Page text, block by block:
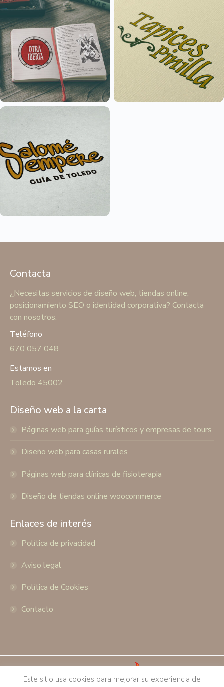
Contacta
¿Necesitas servicios de diseño web, tiendas online,
posicionamiento SEO o identidad corporativa? Contacta
con nosotros.
Teléfono
670 057 048
Estamos en
Toledo 45002
Diseño web a la carta
Páginas web para guías turísticos y empresas de tours
Diseño web para casas rurales
Páginas web para clínicas de fisioterapia
Diseño de tiendas online woocommerce
Enlaces de interés
Política de privacidad
Aviso legal
Política de Cookies
Contacto
Este sitio usa cookies para mejorar su experiencia de